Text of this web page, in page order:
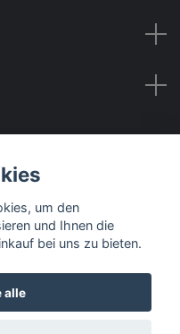
um den
und Ihnen die
bei uns zu bieten.
alle